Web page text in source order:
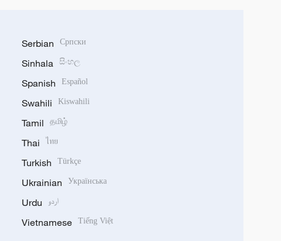
Serbian Српски
Sinhala සිංහල
Spanish Español
Swahili Kiswahili
Tamil தமிழ்
Thai ไทย
Turkish Türkçe
Ukrainian Українська
Urdu اردو
Vietnamese Tiếng Việt